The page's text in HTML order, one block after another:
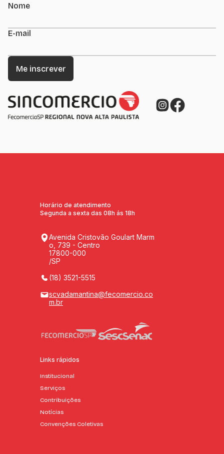
Nome
E-mail
Horário de atendimento
Segunda a sexta das 08h ás 18h
Avenida Cristovão Goulart Marm
o, 739 - Centro
17800-000
/SP
(18) 3521-5515
scvadamantina@fecomercio.co
m.br
Links rápidos
Institucional
Serviços
Contribuições
Notícias
Convenções Coletivas